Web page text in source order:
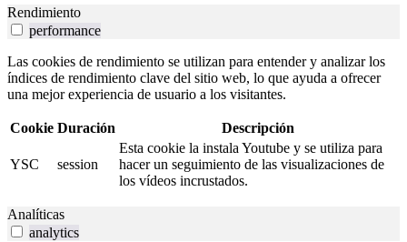
Rendimiento
performance
Las cookies de rendimiento se utilizan para entender y analizar los
índices de rendimiento clave del sitio web, lo que ayuda a ofrecer
una mejor experiencia de usuario a los visitantes.
Cookie Duración Descripción
YSC session
Esta cookie la instala Youtube y se utiliza para
hacer un seguimiento de las visualizaciones de
los vídeos incrustados.
Analíticas
analytics